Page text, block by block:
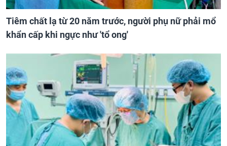
Tiêm chất lạ từ 20 năm trước, người phụ nữ phải mổ
khẩn cấp khi ngực như 'tổ ong'